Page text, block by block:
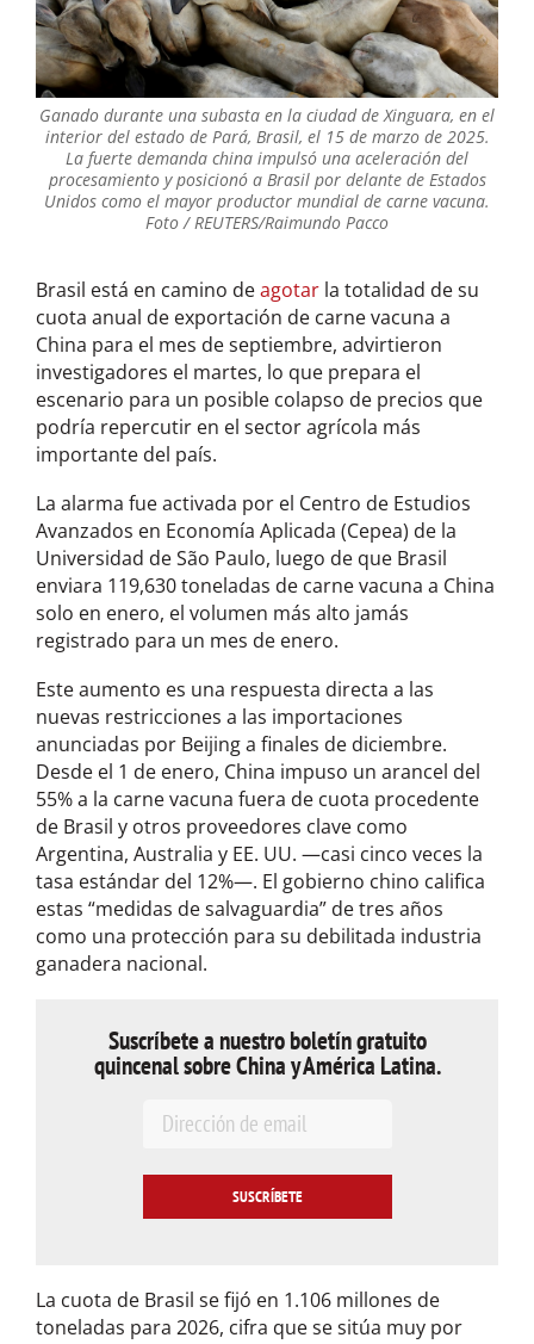
Ganado durante una subasta en la ciudad de Xinguara, en el
interior del estado de Pará, Brasil, el 15 de marzo de 2025.
La fuerte demanda china impulsó una aceleración del
procesamiento y posicionó a Brasil por delante de Estados
Unidos como el mayor productor mundial de carne vacuna.
Foto / REUTERS/Raimundo Pacco
Brasil está en camino deagotar la totalidad de su
cuota anual de exportación de carne vacuna a
China para el mes de septiembre, advirtieron
investigadores el martes, lo que prepara el
escenario para un posible colapso de precios que
podría repercutir en el sector agrícola más
importante del país.
La alarma fue activada por el Centro de Estudios
Avanzados en Economía Aplicada (Cepea) de la
Universidad de São Paulo, luego de que Brasil
enviara 119,630 toneladas de carne vacuna a China
solo en enero, el volumen más alto jamás
registrado para un mes de enero.
Este aumento es una respuesta directa a las
nuevas restricciones a las importaciones
anunciadas por Beijing a finales de diciembre.
Desde el 1 de enero, China impuso un arancel del
55% a la carne vacuna fuera de cuota procedente
de Brasil y otros proveedores clave como
Argentina, Australia y EE. UU. —casi cinco veces la
tasa estándar del 12%—. El gobierno chino califica
estas “medidas de salvaguardia” de tres años
como una protección para su debilitada industria
ganadera nacional.
Suscríbete a nuestro boletín gratuito
quincenal sobre China y América Latina.
La cuota de Brasil se fijó en 1.106 millones de
toneladas para 2026, cifra que se sitúa muy por